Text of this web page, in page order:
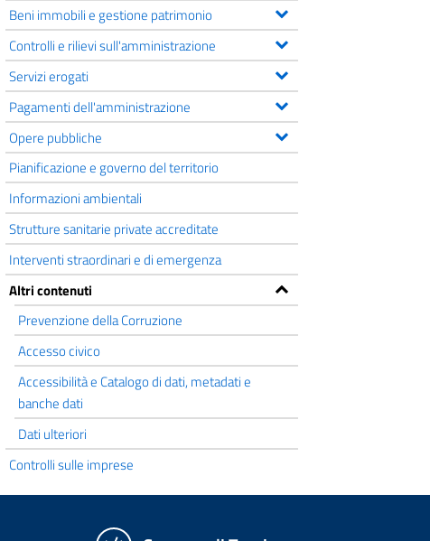
Beni immobili e gestione patrimonio
Controlli e rilievi sull'amministrazione
Servizi erogati
Pagamenti dell'amministrazione
Opere pubbliche
Pianificazione e governo del territorio
Informazioni ambientali
Strutture sanitarie private accreditate
Interventi straordinari e di emergenza
Altri contenuti
Prevenzione della Corruzione
Accesso civico
Accessibilità e Catalogo di dati, metadati e
banche dati
Dati ulteriori
Controlli sulle imprese